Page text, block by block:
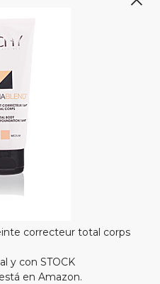
correcteur total corps
y con STOCK
en Amazon.